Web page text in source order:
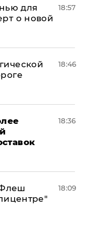
для
о новой
18:57
18:46
18:36
18:09